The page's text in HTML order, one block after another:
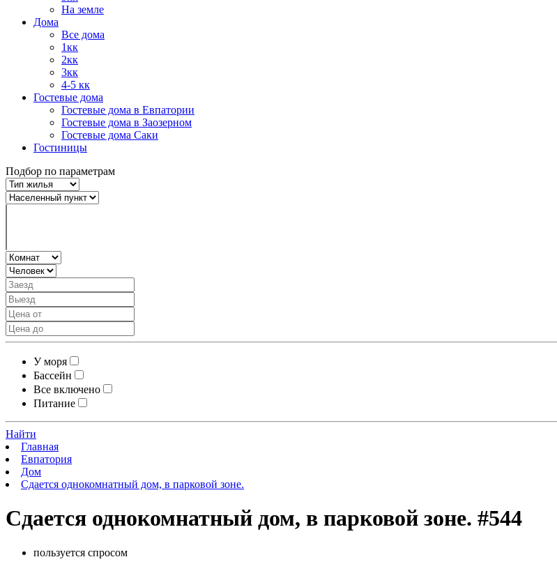
На земле
Дома
Все дома
1кк
2кк
3кк
4-5 кк
Гостевые дома
Гостевые дома в Евпатории
Гостевые дома в Заозерном
Гостевые дома Саки
Гостиницы
Подбор по параметрам
У моря
Бассейн
Все включено
Питание
Найти
Главная
Евпатория
Дом
Сдается однокомнатный дом, в парковой зоне.
Сдается однокомнатный дом, в парковой зоне. #544
пользуется спросом